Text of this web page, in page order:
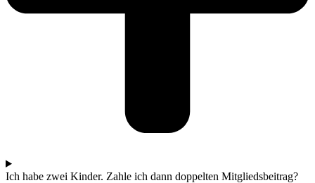
Ich habe zwei Kinder. Zahle ich dann doppelten Mitgliedsbeitrag?